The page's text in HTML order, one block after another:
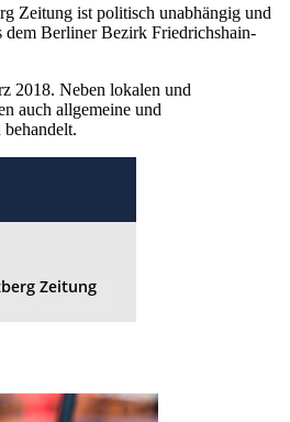
Zeitung ist politisch unabhängig und
dem Berliner Bezirk Friedrichshain-
2018. Neben lokalen und
auch allgemeine und